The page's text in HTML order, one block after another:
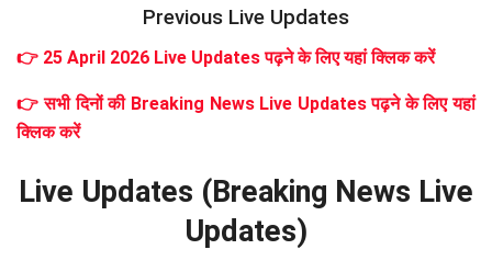
Previous Live Updates
👉 25 April 2026 Live Updates पढ़ने के लिए यहां क्लिक करें
👉 सभी दिनों की Breaking News Live Updates पढ़ने के लिए यहां
क्लिक करें
Live Updates (Breaking News Live
Updates)